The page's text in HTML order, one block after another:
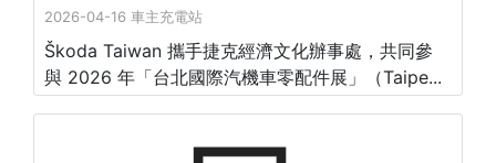
2026-04-16 車主充電站
Škoda Taiwan 攜手捷克經濟文化辦事處，共同參
與 2026 年「台北國際汽機車零配件展」（Taipe...